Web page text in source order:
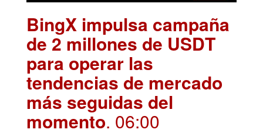
BingX impulsa campaña
de 2 millones de USDT
para operar las
tendencias de mercado
más seguidas del
momento. 06:00